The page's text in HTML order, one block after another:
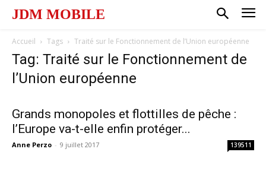
JDM MOBILE
Accueil Tags Traité sur le Fonctionnement de l’Union européenne
Tag: Traité sur le Fonctionnement de
l’Union européenne
Grands monopoles et flottilles de pêche :
l’Europe va-t-elle enfin protéger...
Anne Perzo - 9 juillet 2017 139511